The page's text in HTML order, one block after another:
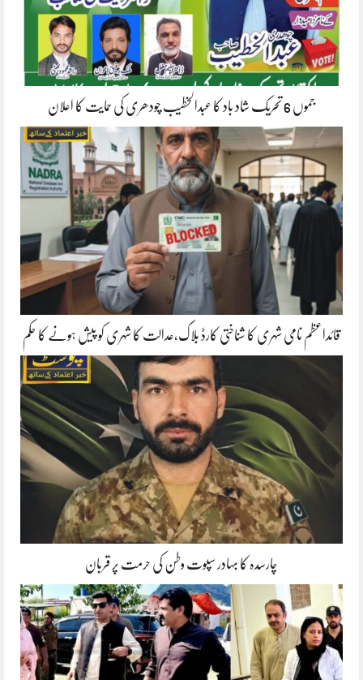
جموں 6 تحریک شاد باد کا عبدالخطیب چودھری کی حمایت کا اعلان
قائداعظم نامی شہری کا شناختی کارڈ بلاک،عدالت کا شہری کو پیش ہونے کا حکم
چارسدہ کا بہادر سپوت وطن کی حرمت پر قربان